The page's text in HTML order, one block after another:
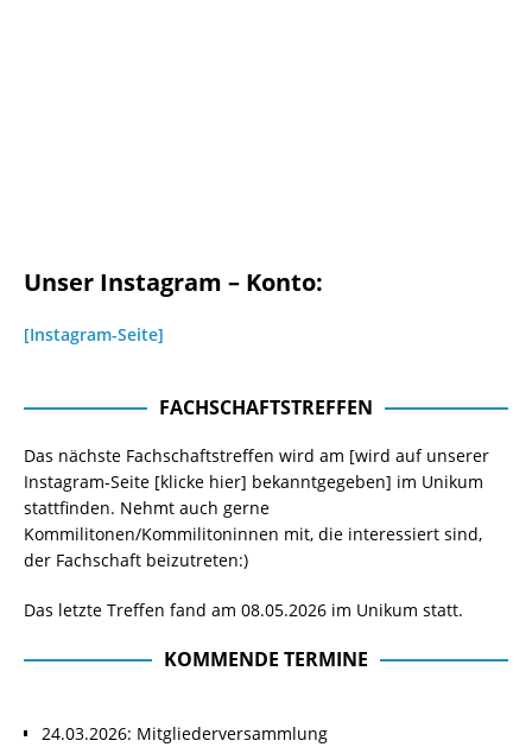
Unser Instagram – Konto:
[Instagram-Seite]
FACHSCHAFTSTREFFEN
Das nächste Fachschaftstreffen wird am [wird auf unserer
Instagram-Seite [klicke hier] bekanntgegeben] im Unikum
stattfinden. Nehmt auch gerne
Kommilitonen/Kommilitoninnen mit, die interessiert sind,
der Fachschaft beizutreten:)
Das letzte Treffen fand am 08.05.2026 im Unikum statt.
KOMMENDE TERMINE
24.03.2026: Mitgliederversammlung